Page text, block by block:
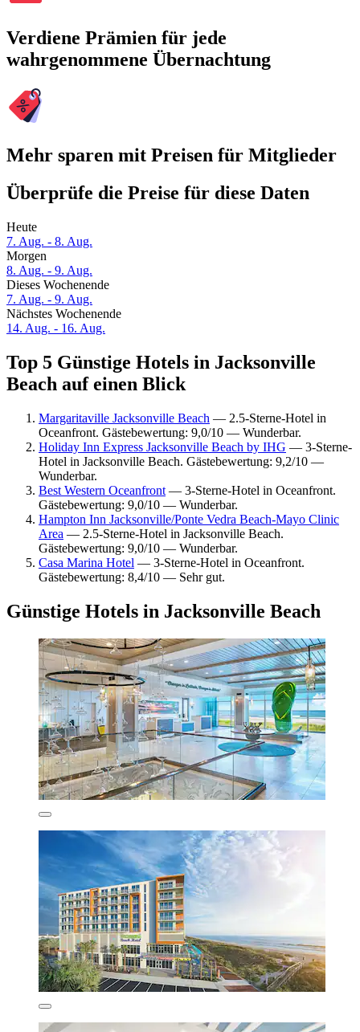
Verdiene Prämien für jede
wahrgenommene Übernachtung
Mehr sparen mit Preisen für Mitglieder
Überprüfe die Preise für diese Daten
Heute
7. Aug. - 8. Aug.
Morgen
8. Aug. - 9. Aug.
Dieses Wochenende
7. Aug. - 9. Aug.
Nächstes Wochenende
14. Aug. - 16. Aug.
Top 5 Günstige Hotels in Jacksonville
Beach auf einen Blick
Margaritaville Jacksonville Beach — 2.5-Sterne-Hotel in
Oceanfront. Gästebewertung: 9,0/10 — Wunderbar.
Holiday Inn Express Jacksonville Beach by IHG — 3-Sterne-
Hotel in Jacksonville Beach. Gästebewertung: 9,2/10 —
Wunderbar.
Best Western Oceanfront — 3-Sterne-Hotel in Oceanfront.
Gästebewertung: 9,0/10 — Wunderbar.
Hampton Inn Jacksonville/Ponte Vedra Beach-Mayo Clinic
Area — 2.5-Sterne-Hotel in Jacksonville Beach.
Gästebewertung: 9,0/10 — Wunderbar.
Casa Marina Hotel — 3-Sterne-Hotel in Oceanfront.
Gästebewertung: 8,4/10 — Sehr gut.
Günstige Hotels in Jacksonville Beach